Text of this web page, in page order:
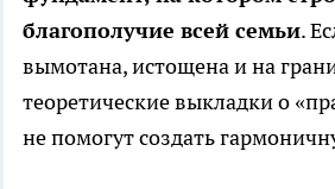
благополучие всей семьи.
вымотана, истощена и на
теоретические выкладки о
не помогут создать